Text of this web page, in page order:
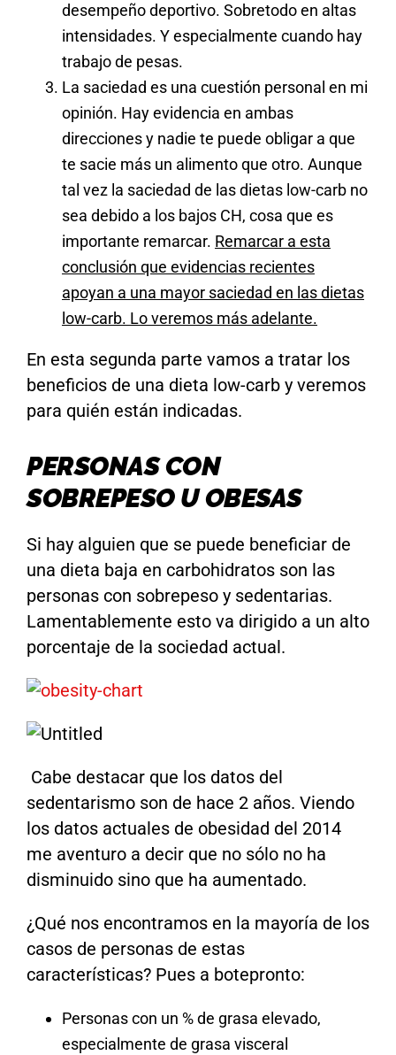
desempeño deportivo. Sobretodo en altas
intensidades. Y especialmente cuando hay
trabajo de pesas.
La saciedad es una cuestión personal en mi
opinión. Hay evidencia en ambas
direcciones y nadie te puede obligar a que
te sacie más un alimento que otro. Aunque
tal vez la saciedad de las dietas low-carb no
sea debido a los bajos CH, cosa que es
importante remarcar. Remarcar a esta
conclusión que evidencias recientes
apoyan a una mayor saciedad en las dietas
low-carb. Lo veremos más adelante.
En esta segunda parte vamos a tratar los
beneficios de una dieta low-carb y veremos
para quién están indicadas.
PERSONAS CON
SOBREPESO U OBESAS
Si hay alguien que se puede beneficiar de
una dieta baja en carbohidratos son las
personas con sobrepeso y sedentarias.
Lamentablemente esto va dirigido a un alto
porcentaje de la sociedad actual.
Cabe destacar que los datos del
sedentarismo son de hace 2 años. Viendo
los datos actuales de obesidad del 2014
me aventuro a decir que no sólo no ha
disminuido sino que ha aumentado.
¿Qué nos encontramos en la mayoría de los
casos de personas de estas
características? Pues a botepronto:
Personas con un % de grasa elevado,
especialmente de grasa visceral